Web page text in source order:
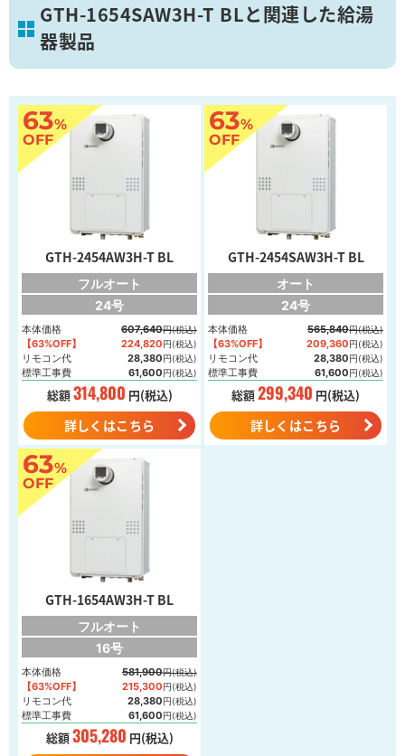
葛飾区
画像を拡大
GTH-1654SAW3H-T BLと関連した給湯
器製品
63%
OFF
GTH-2454AW3H-T BL
フルオート
24号
本体価格 607,640円(税込)
【63%OFF】 224,820円(税込)
リモコン代 28,380円(税込)
標準工事費 61,600円(税込)
総額314,800 円(税込)
詳しくはこちら
63%
OFF
GTH-2454SAW3H-T BL
オート
24号
本体価格 565,840円(税込)
【63%OFF】 209,360円(税込)
リモコン代 28,380円(税込)
標準工事費 61,600円(税込)
総額299,340 円(税込)
詳しくはこちら
63%
OFF
GTH-1654AW3H-T BL
フルオート
16号
本体価格 581,900円(税込)
【63%OFF】 215,300円(税込)
リモコン代 28,380円(税込)
標準工事費 61,600円(税込)
総額305,280 円(税込)